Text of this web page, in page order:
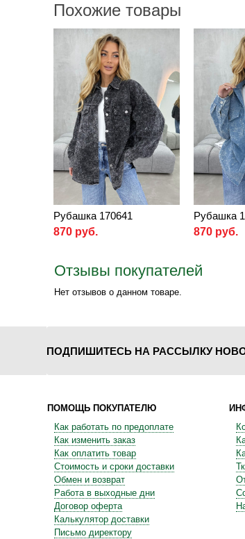
Похожие товары
Рубашка 170641
870 руб.
Рубашка
870 руб.
Отзывы покупателей
Нет отзывов о данном товаре.
ПОДПИШИТЕСЬ НА РАССЫЛКУ
ПОМОЩЬ ПОКУПАТЕЛЮ
Как работать по предоплате
Как изменить заказ
Как оплатить товар
Стоимость и сроки доставки
Обмен и возврат
Работа в выходные дни
Договор оферта
Калькулятор доставки
Письмо директору